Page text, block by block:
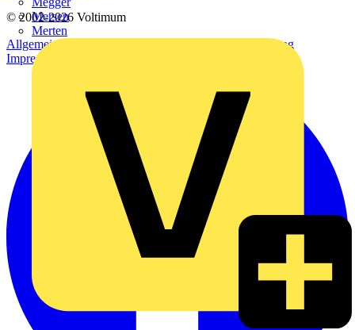
Mersen
Merten
© 2002-2026 Voltimum
Allgemeine Geschäftsbedingungen
Datenschutzerklärung
Impressum